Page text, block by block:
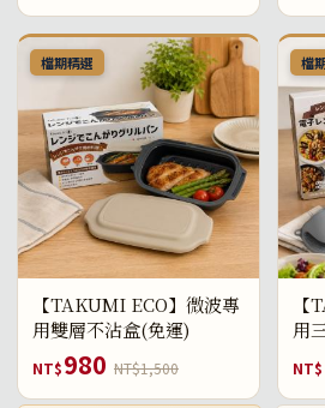
檔期精選
【TAKUMI ECO】微波專
用雙層不沾盒(免運)
NT$980 NT$1,500
檔
用
NT$